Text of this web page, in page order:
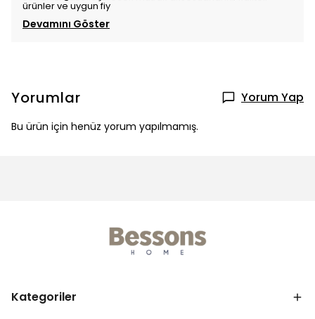
ürünler ve uygun fiy
Devamını Göster
Yorumlar Yorum Yap
Bu ürün için henüz yorum yapılmamış.
Kategoriler